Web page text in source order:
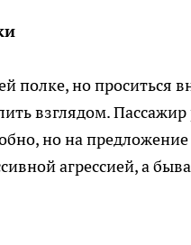
полке, но проситься
взглядом. Пассажир
но на
агрессией, а